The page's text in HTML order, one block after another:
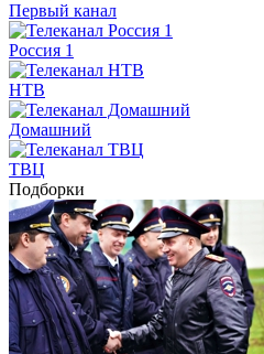
Первый канал
Россия 1
НТВ
Домашний
ТВЦ
Подборки